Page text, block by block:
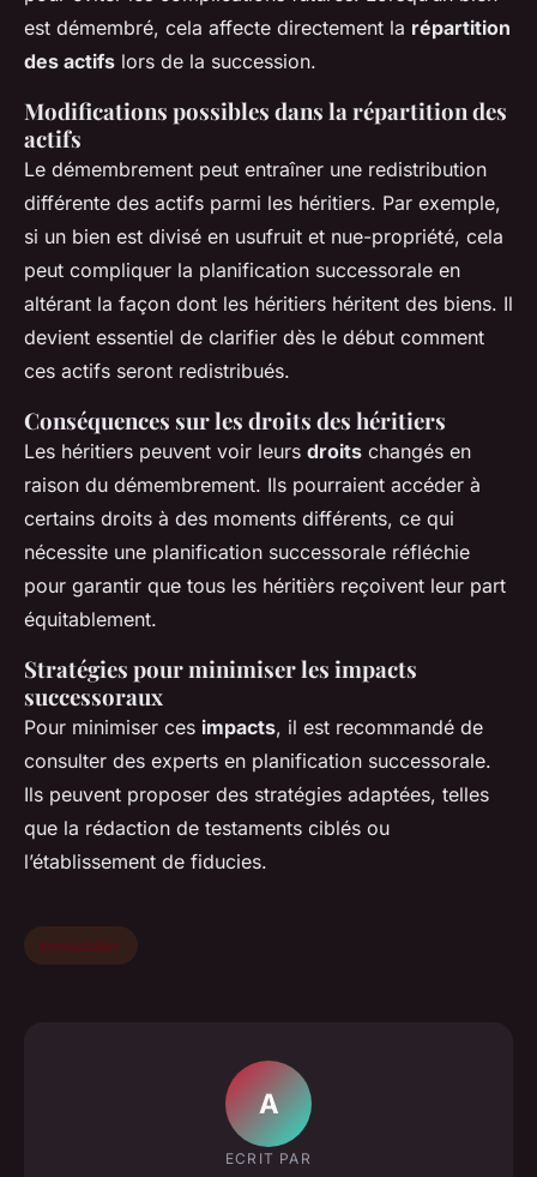
est démembré, cela affecte directement la répartition
des actifs lors de la succession.
Modifications possibles dans la répartition des
actifs
Le démembrement peut entraîner une redistribution
différente des actifs parmi les héritiers. Par exemple,
si un bien est divisé en usufruit et nue-propriété, cela
peut compliquer la planification successorale en
altérant la façon dont les héritiers héritent des biens. Il
devient essentiel de clarifier dès le début comment
ces actifs seront redistribués.
Conséquences sur les droits des héritiers
Les héritiers peuvent voir leurs droits changés en
raison du démembrement. Ils pourraient accéder à
certains droits à des moments différents, ce qui
nécessite une planification successorale réfléchie
pour garantir que tous les héritièrs reçoivent leur part
équitablement.
Stratégies pour minimiser les impacts
successoraux
Pour minimiser ces impacts, il est recommandé de
consulter des experts en planification successorale.
Ils peuvent proposer des stratégies adaptées, telles
que la rédaction de testaments ciblés ou
l’établissement de fiducies.
Immobilier
A
ECRIT PAR